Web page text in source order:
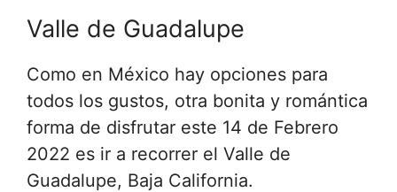
Valle de Guadalupe
Como en México hay opciones para
todos los gustos, otra bonita y romántica
forma de disfrutar este 14 de Febrero
2022 es ir a recorrer el Valle de
Guadalupe, Baja California.